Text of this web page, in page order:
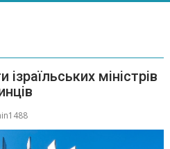
міністрів